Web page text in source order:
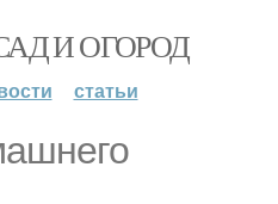
И ОГОРОД
статьи